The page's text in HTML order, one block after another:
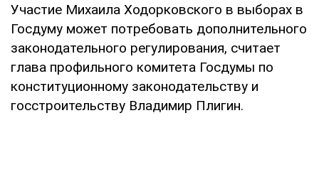
Участие Михаила Ходорковского в выборах в
Госдуму может потребовать дополнительного
законодательного регулирования, считает
глава профильного комитета Госдумы по
конституционному законодательству и
госстроительству Владимир Плигин.